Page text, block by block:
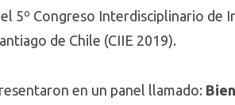
5º Congreso Interdisciplinario de
de Chile (CIIE 2019).
en un panel llamado: